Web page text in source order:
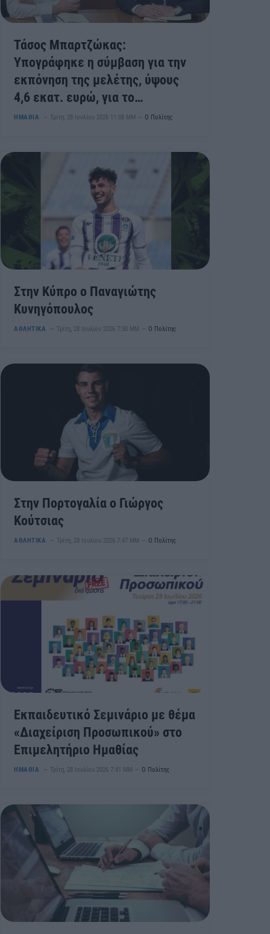
Τάσος Μπαρτζώκας:
Υπογράφηκε η σύμβαση για την
εκπόνηση της μελέτης, ύψους
4,6 εκατ. ευρώ, για το
εγγειοβελτιωτικό έργο
ΗΜΑΘΙΑ Τρίτη, 28 Ιουλίου 2026 11:08 ΜΜ Ο Πολίτης
Στην Κύπρο ο Παναγιώτης
Κυνηγόπουλος
ΑΘΛΗΤΙΚΑ Τρίτη, 28 Ιουλίου 2026 7:50 ΜΜ Ο Πολίτης
Στην Πορτογαλία ο Γιώργος
Κούτσιας
ΑΘΛΗΤΙΚΑ Τρίτη, 28 Ιουλίου 2026 7:47 ΜΜ Ο Πολίτης
Εκπαιδευτικό Σεμινάριο με θέμα
«Διαχείριση Προσωπικού» στο
Επιμελητήριο Ημαθίας
ΗΜΑΘΙΑ Τρίτη, 28 Ιουλίου 2026 7:41 ΜΜ Ο Πολίτης